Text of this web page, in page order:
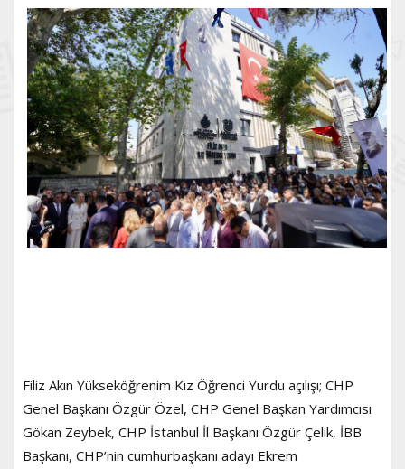
Filiz Akın Yükseköğrenim Kız Öğrenci Yurdu açılışı; CHP
Genel Başkanı Özgür Özel, CHP Genel Başkan Yardımcısı
Gökan Zeybek, CHP İstanbul İl Başkanı Özgür Çelik, İBB
Başkanı, CHP’nin cumhurbaşkanı adayı Ekrem